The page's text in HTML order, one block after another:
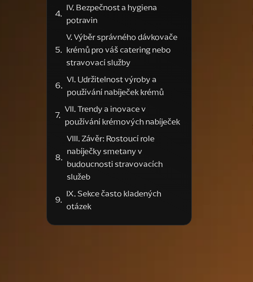
IV. Bezpečnost a hygiena
potravin
V. Výběr správného dávkovače
krémů pro váš catering nebo
stravovací služby
VI. Udržitelnost výroby a
používání nabíječek krémů
VII. Trendy a inovace v
používání krémových nabíječek
VIII. Závěr: Rostoucí role
nabíječky smetany v
budoucnosti stravovacích
služeb
IX. Sekce často kladených
otázek